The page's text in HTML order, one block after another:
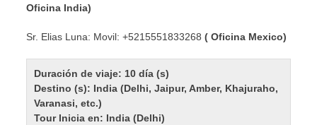
Oficina India)
Sr. Elias Luna: Movil: +5215551833268 ( Oficina Mexico)
Duración de viaje: 10 día (s)
Destino (s): India (Delhi, Jaipur, Amber, Khajuraho,
Varanasi, etc.)
Tour Inicia en: India (Delhi)